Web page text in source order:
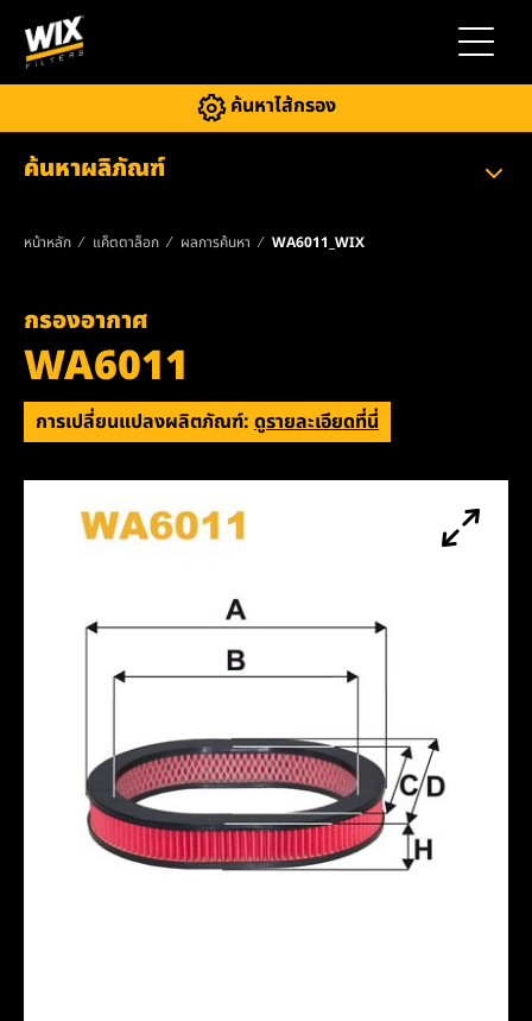
สลับการ
ค้นหาไส้กรอง
ค้นหาผลิภัณฑ์
หน้าหลัก แค็ตตาล็อก ผลการค้นหา WA6011_WIX
กรองอากาศ
WA6011
การเปลี่ยนแปลงผลิตภัณฑ์: ดูรายละเอียดที่นี่